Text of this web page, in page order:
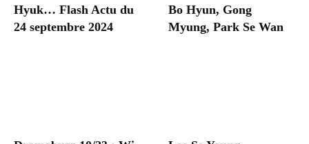
Hyuk… Flash Actu du
24 septembre 2024
Bo Hyun, Gong
Myung, Park Se Wan